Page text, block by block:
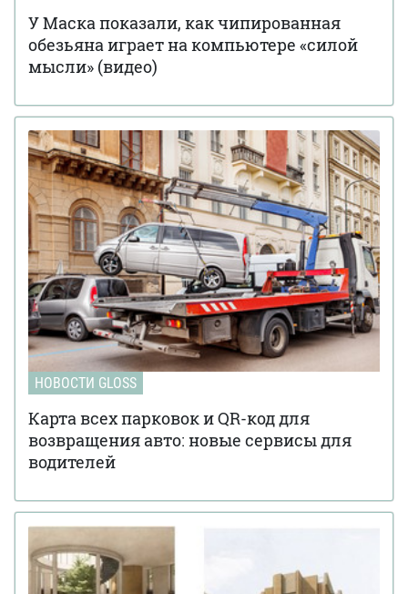
У Маска показали, как чипированная
обезьяна играет на компьютере «силой
мысли» (видео)
НОВОСТИ GLOSS
Карта всех парковок и QR-код для
возвращения авто: новые сервисы для
водителей